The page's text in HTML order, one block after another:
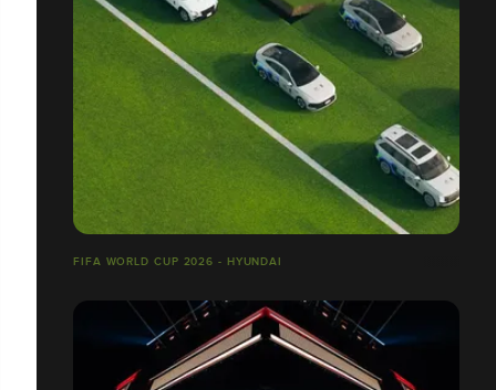
FIFA WORLD CUP 2026 - HYUNDAI